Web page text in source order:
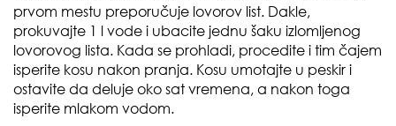
prvom mestu preporučuje lovorov list. Dakle,
prokuvajte 1 l vode i ubacite jednu šaku izlomljenog
lovorovog lista. Kada se prohladi, procedite i tim čajem
isperite kosu nakon pranja. Kosu umotajte u peskir i
ostavite da deluje oko sat vremena, a nakon toga
isperite mlakom vodom.